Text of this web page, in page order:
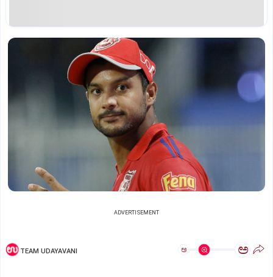
ADVERTISEMENT
TEAM UDAYAVANI ಅ ಅ